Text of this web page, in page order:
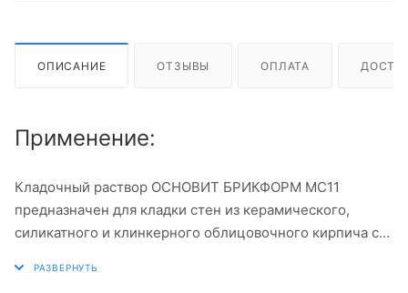
ОПИСАНИЕ ОТЗЫВЫ ОПЛАТА
Применение:
Кладочный раствор ОСНОВИТ БРИКФОРМ МС11
предназначен для кладки стен из керамического,
силикатного и клинкерного облицовочного кирпича с